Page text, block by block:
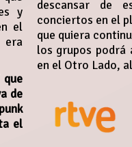
y
el
de
el
descansar de
conciertos en el
que quiera
los grupos podrá
en el Otro Lado,